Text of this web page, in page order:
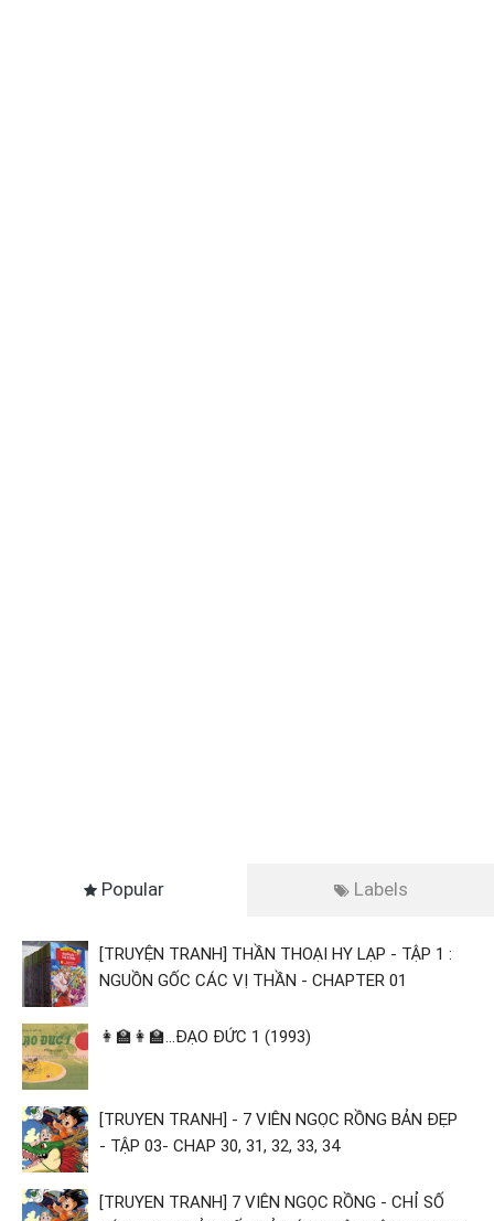
Popular Labels
[TRUYỆN TRANH] THẦN THOẠI HY LẠP - TẬP 1 :
NGUỒN GỐC CÁC VỊ THẦN - CHAPTER 01
👩‍🏫👩‍🏫...ĐẠO ĐỨC 1 (1993)
[TRUYEN TRANH] - 7 VIÊN NGỌC RỒNG BẢN ĐẸP
- TẬP 03- CHAP 30, 31, 32, 33, 34
[TRUYEN TRANH] 7 VIÊN NGỌC RỒNG - CHỈ SỐ